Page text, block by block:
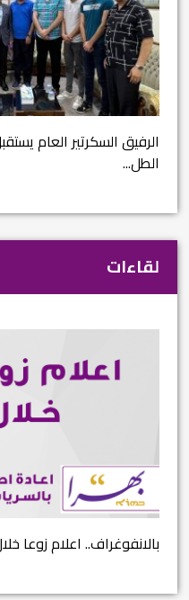
مشروع إنقاذ مدينة النمرود
م...
لقاءات
نتائج الاستفتاء.. بين اعلان